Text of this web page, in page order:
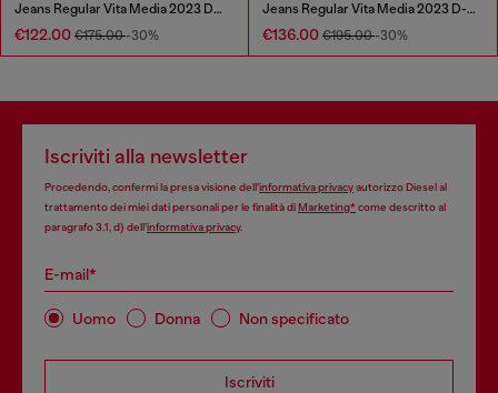
Jeans Regular Vita Media 2023 D-Finitive
€122.00 €175.00-30%
Jeans Regular Vita Media 2023 D-Finitive
€136.00 €195.00-30%
Iscriviti alla newsletter
Procedendo, confermi la presa visione dell’informativa privacyautorizzo Diesel al
trattamento dei miei dati personali per le finalità diMarketing*come descritto al
paragrafo 3.1, d) dell’informativa privacy.
E-mail*
Uomo Donna Non specificato
Iscriviti